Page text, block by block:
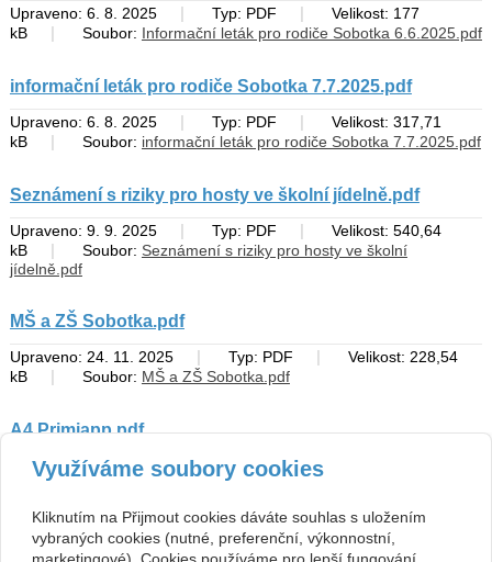
Upraveno: 6. 8. 2025 Typ: PDF
Velikost: 177
kB
Soubor: Informační leták pro rodiče Sobotka 6.6.2025.pdf
informační leták pro rodiče Sobotka 7.7.2025.pdf
Upraveno: 6. 8. 2025 Typ: PDF
Velikost: 317,71
kB
Soubor: informační leták pro rodiče Sobotka 7.7.2025.pdf
Seznámení s riziky pro hosty ve školní jídelně.pdf
Upraveno: 9. 9. 2025 Typ: PDF
Velikost: 540,64
kB
Soubor: Seznámení s riziky pro hosty ve školní
jídelně.pdf
MŠ a ZŠ Sobotka.pdf
Upraveno: 24. 11. 2025 Typ: PDF
Velikost: 228,54
kB
Soubor: MŠ a ZŠ Sobotka.pdf
A4 Primiapp.pdf
Upraveno: 20. 3. 2026 | Typ: PDF |
| A4 Primiapp.pdf
zpět
Využíváme soubory cookies
Kliknutím na Přijmout cookies dáváte souhlas s uložením
vybraných cookies (nutné, preferenční, výkonnostní,